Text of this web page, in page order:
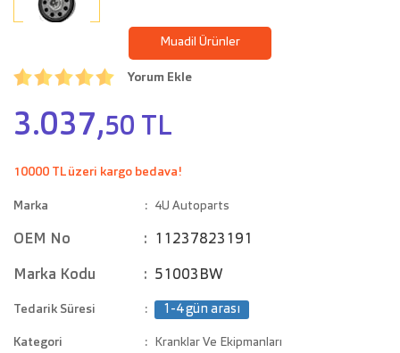
Muadil Ürünler
Yorum Ekle
3.037,50 TL
10000 TL üzeri kargo bedava!
Marka 4U Autoparts
OEM No 11237823191
Marka Kodu 51003BW
Tedarik Süresi 1-4 gün arası
Kategori
Kranklar Ve Ekipmanları